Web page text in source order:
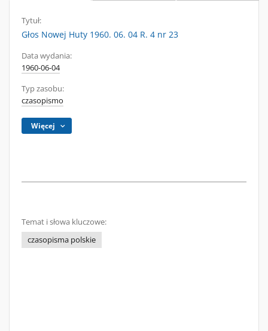
Tytuł:
Głos Nowej Huty 1960. 06. 04 R. 4 nr 23
Data wydania:
1960-06-04
Typ zasobu:
czasopismo
Więcej
Temat i słowa kluczowe:
czasopisma polskie